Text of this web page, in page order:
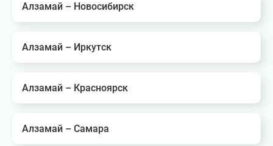
Алзамай – Новосибирск
Алзамай – Иркутск
Алзамай – Красноярск
Алзамай – Самара